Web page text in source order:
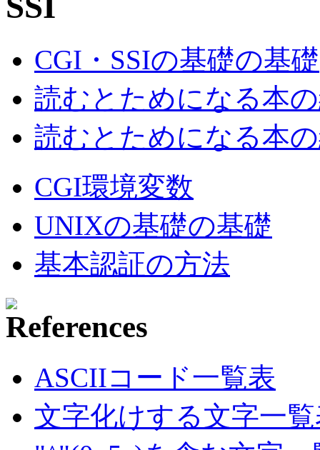
CGI・SSIの基礎の基礎
読むとためになる本
読むとためになる本
CGI環境変数
UNIXの基礎の基礎
基本認証の方法
ASCIIコード一覧表
文字化けする文字一